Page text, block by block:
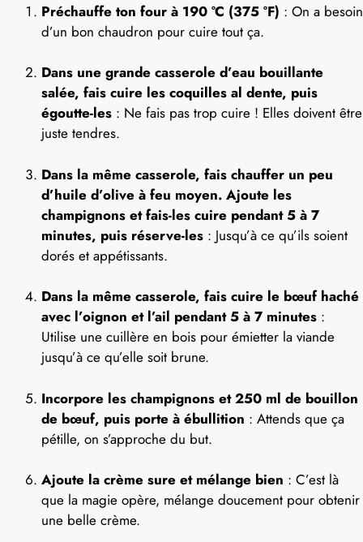
Préchauffe ton four à 190 °C (375 °F) : On a besoin
d’un bon chaudron pour cuire tout ça.
Dans une grande casserole d’eau bouillante
salée, fais cuire les coquilles al dente, puis
égoutte-les : Ne fais pas trop cuire ! Elles doivent être
juste tendres.
Dans la même casserole, fais chauffer un peu
d’huile d’olive à feu moyen. Ajoute les
champignons et fais-les cuire pendant 5 à 7
minutes, puis réserve-les : Jusqu’à ce qu’ils soient
dorés et appétissants.
Dans la même casserole, fais cuire le bœuf haché
avec l’oignon et l’ail pendant 5 à 7 minutes :
Utilise une cuillère en bois pour émietter la viande
jusqu’à ce qu’elle soit brune.
Incorpore les champignons et 250 ml de bouillon
de bœuf, puis porte à ébullition : Attends que ça
pétille, on s’approche du but.
Ajoute la crème sure et mélange bien : C’est là
que la magie opère, mélange doucement pour obtenir
une belle crème.